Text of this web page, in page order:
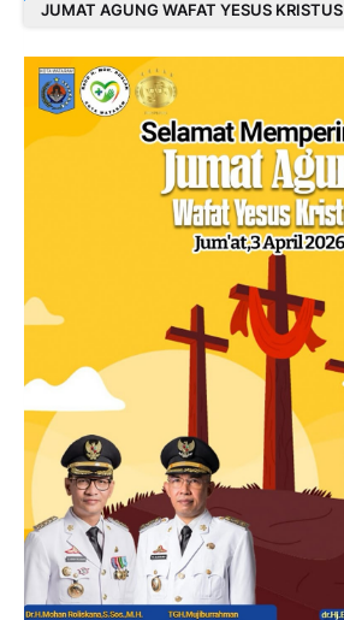
JUMAT AGUNG WAFAT YESUS KRISTUS